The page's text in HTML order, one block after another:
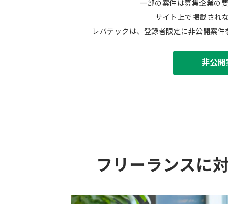
一部の案件は募集企業の
サイト上で掲載され
レバテックは、登録者限定に非公開案
非公
フリーランスに